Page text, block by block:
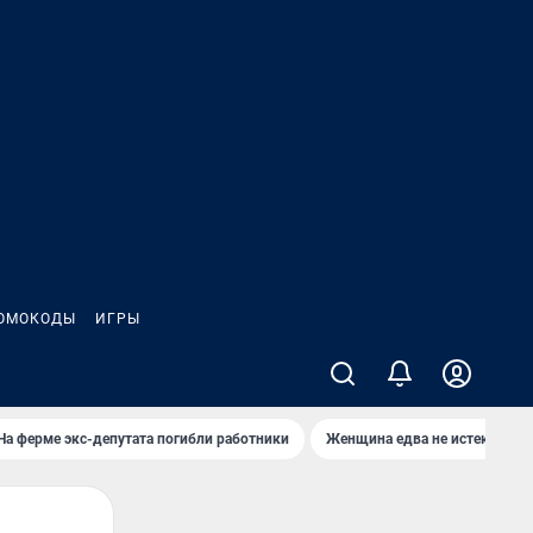
ИГРЫ
ферме экс-депутата погибли работники Женщина едва не истекла